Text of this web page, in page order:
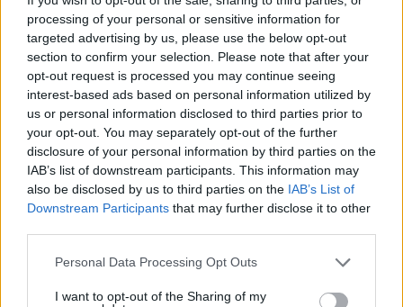
processing of your personal or sensitive information for
targeted advertising by us, please use the below opt-out
section to confirm your selection. Please note that after your
opt-out request is processed you may continue seeing
interest-based ads based on personal information utilized by
us or personal information disclosed to third parties prior to
your opt-out. You may separately opt-out of the further
disclosure of your personal information by third parties on the
IAB’s list of downstream participants. This information may
also be disclosed by us to third parties on the IAB’s List of
Downstream Participants that may further disclose it to other
Please note that this website/app uses one or more Google
not limited to your visit or usage behaviour. You may click to
Personal Data Processing Opt Outs
I want to opt-out of the Sharing of my
Καρέ-καρέ η ανάλυση του τροχαίου στις Σέρρες
με νεκρούς μητέρα και γιο: Τι λέει
πραγματογνώμονας στο protothema
08.08.2026, 08:36